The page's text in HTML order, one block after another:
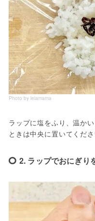
Photo by leiamama
ラップに塩をふり、温か
ときは中央に置いてくださ
2. ラップでおにぎり